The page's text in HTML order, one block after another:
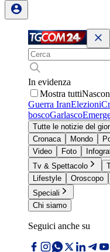
In evidenza
Mostra tutti
Guerra IranElezioni
boscoGarlasco
Tutte le notizie del
Cronaca
Mondo
Video
Foto
Tv & Spettacolo
Lifestyle
Oroscopo
Speciali
Chi siamo
Seguici anche su